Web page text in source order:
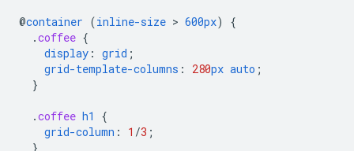
@container (inline-size > 600px)
{
.coffee {
display : grid ;
grid-template-columns : 280px auto ;
}
.coffee h1
{
grid-column : 1 /3 ;
}